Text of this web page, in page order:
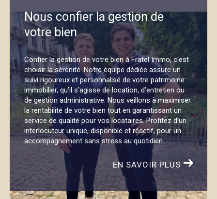
dans les environs ? On ne se contente pas d’une
simple moyenne. Chez Fratel Immo, on s’appuie sur
uneétude comparative de marchédétaillée, des
données locales fiables et notre regard d’experts.
Que ce soit pour un projet immédiat ou à moyen
terme, notre estimation immobilière à Montpellier
est juste, argumentée et surtout, honnête. On vous
propose également uneestimation immobilière en
ligne, pratique et rapide, suivie si besoin d’un
échange plus poussé. Et oui, il s'agit bien d’une
estimation immobilière gratuite , sans engagement.
Contactez nous
Envie d’échanger sur votre projet immobilier à
Nous confier la gestion de
votre bien
Confier la gestion de votre bien à Fratel Immo, c’est
choisir la sérénité. Notre équipe dédiée assure un
suivi rigoureux et personnalisé de votre patrimoine
immobilier, qu’il s’agisse de location, d’entretien ou
de gestion administrative. Nous veillons à maximiser
la rentabilité de votre bien tout en garantissant un
service de qualité pour vos locataires. Profitez d’un
interlocuteur unique, disponible et réactif, pour un
accompagnement sans stress au quotidien.
EN SAVOIR PLUS